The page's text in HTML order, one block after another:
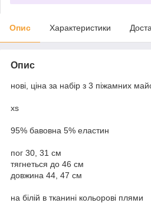
Опис Характеристики
Опис
нові, ціна за набір з 3 піжамних
xs
95% бавовна 5% еластин
пог 30, 31 см
тягнеться до 46 см
довжина 44, 47 см
на білій в тканині кольорові плями